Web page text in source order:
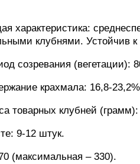
характеристика:
клубнями. Устойчив
созревания (вегетации):
крахмала: 16,8-
товарных клубней (грамм):
9-12 штук.
(максимальная – 330).